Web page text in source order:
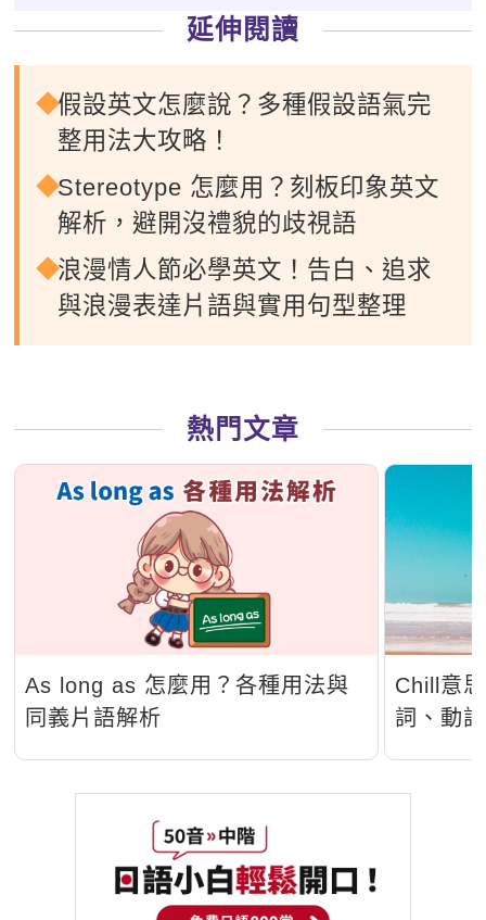
延伸閱讀
假設英文怎麼說？多種假設語氣完
整用法大攻略！
Stereotype 怎麼用？刻板印象英文
解析，避開沒禮貌的歧視語
浪漫情人節必學英文！告白、追求
與浪漫表達片語與實用句型整理
熱門文章
As long as 怎麼用？各種用法與
同義片語解析
Chill意
詞、動